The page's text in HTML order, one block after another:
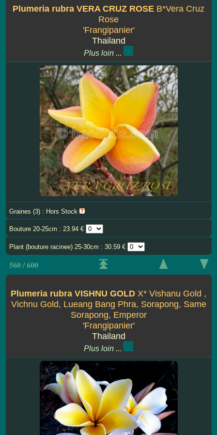
Plumeria rubra VERA CRUZ ROSE B*Vera Cruz
Rose
'Frangipanier'
Thailand
Plus loin ...
Graines (3) : Hors Stock
Bouture 20-25cm : 23.94 €
Plant (bouture racinee) 25-30cm : 30.59 €
560 / 600
Plumeria rubra VISHNU GOLD X* Vishanu Gold ,
Vichnu Gold, Lueang Bang Phra, Sorapong, Same
Sorapong, Emperor
'Frangipanier'
Thailand
Plus loin ...